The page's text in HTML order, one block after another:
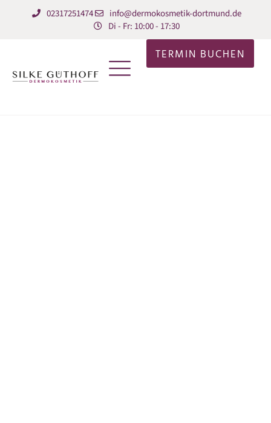
02317251474
info@dermokosmetik-dortmund.de
Di - Fr: 10:00 - 17:30
TERMIN BUCHEN